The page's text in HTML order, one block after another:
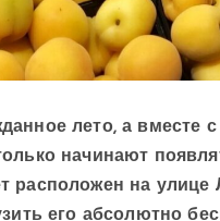
лето, а
начинают
расположен на
его абсолютно